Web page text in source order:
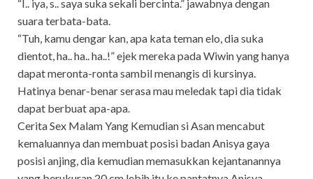
“I.. iya, s.. saya suka sekali bercinta.” jawabnya dengan
suara terbata-bata.
“Tuh, kamu dengar kan, apa kata teman elo, dia suka
dientot, ha.. ha.. ha..!” ejek mereka pada Wiwin yang hanya
dapat meronta-ronta sambil menangis di kursinya.
Hatinya benar-benar serasa mau meledak tapi dia tidak
dapat berbuat apa-apa.
Cerita Sex Malam Yang Kemudian si Asan mencabut
kemaluannya dan membuat posisi badan Anisya gaya
posisi anjing, dia kemudian memasukkan kejantanannya